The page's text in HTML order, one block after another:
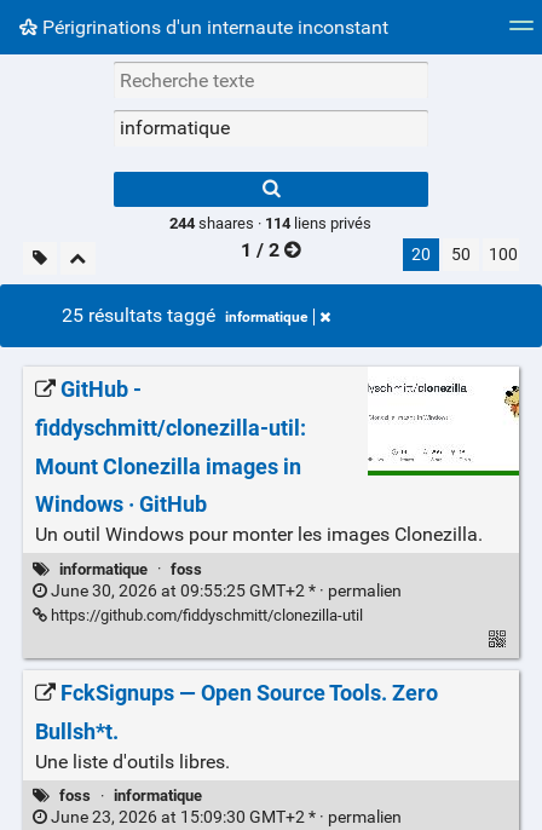
Périgrinations d'un internaute inconstant
Nuage de tags Mur d'images
results.
244shaares · 114liens privés
1 / 2 20 50 100
25 résultats taggé informatique
GitHub -
fiddyschmitt/clonezilla-util:
Mount Clonezilla images in
Windows · GitHub
Un outil Windows pour monter les images Clonezilla.
informatique · foss
June 30, 2026 at 09:55:25 GMT+2 * · permalien
https://github.com/fiddyschmitt/clonezilla-util
FckSignups — Open Source Tools. Zero
Bullsh*t.
Une liste d'outils libres.
foss · informatique
June 23, 2026 at 15:09:30 GMT+2 * · permalien